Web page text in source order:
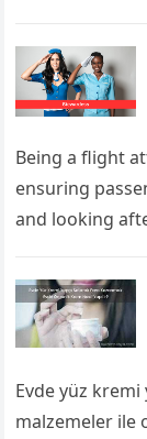
Being a flight
ensuring
and looking
Evde yüz
malzemeler ile